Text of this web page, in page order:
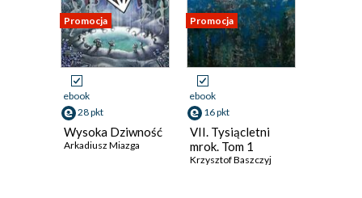
Promocja
ebook
28 pkt
Wysoka Dziwność
Arkadiusz Miazga
Promocja
ebook
16 pkt
VII. Tysiącletni
mrok. Tom 1
Krzysztof Baszczyj